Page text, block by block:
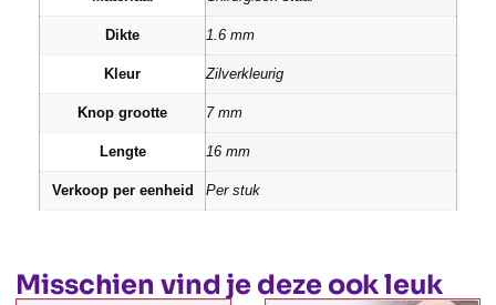
Dikte 1.6 mm
Kleur Zilverkleurig
Knop grootte 7 mm
Lengte 16 mm
Verkoop per eenheid Per stuk
Misschien vind je deze ook leuk